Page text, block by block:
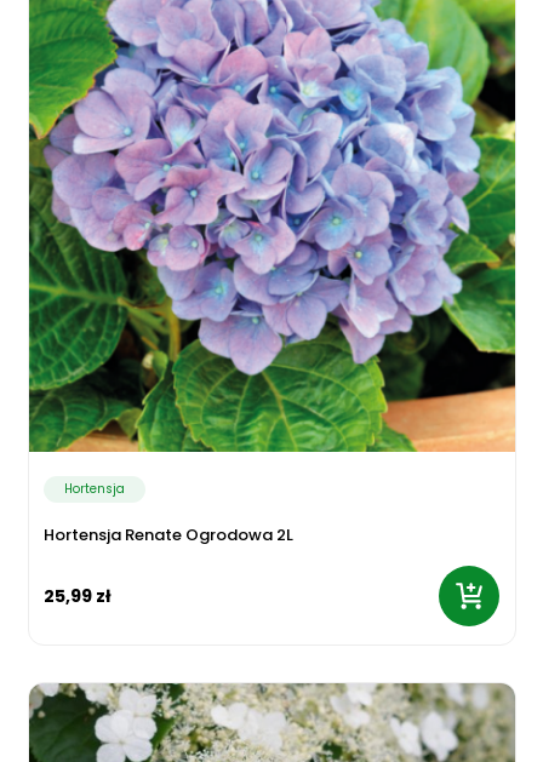
Hortensja
Hortensja Renate Ogrodowa 2L
25,99 zł